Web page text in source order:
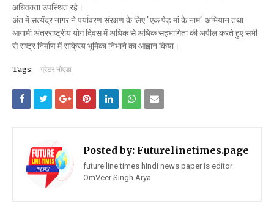
अधिवक्ता उपस्थित रहे।
अंत में सत्येंद्र नागर ने पर्यावरण संरक्षण के लिए "एक पेड़ मां के नाम" अभियान तथा
आगामी अंतरराष्ट्रीय योग दिवस में अधिक से अधिक सहभागिता की अपील करते हुए सभी
से राष्ट्र निर्माण में सक्रिय भूमिका निभाने का आह्वान किया।
Tags: ग्रेटर नोएडा
Posted by: Futurelinetimes.page
future line times hindi news paper is editor
OmVeer Singh Arya